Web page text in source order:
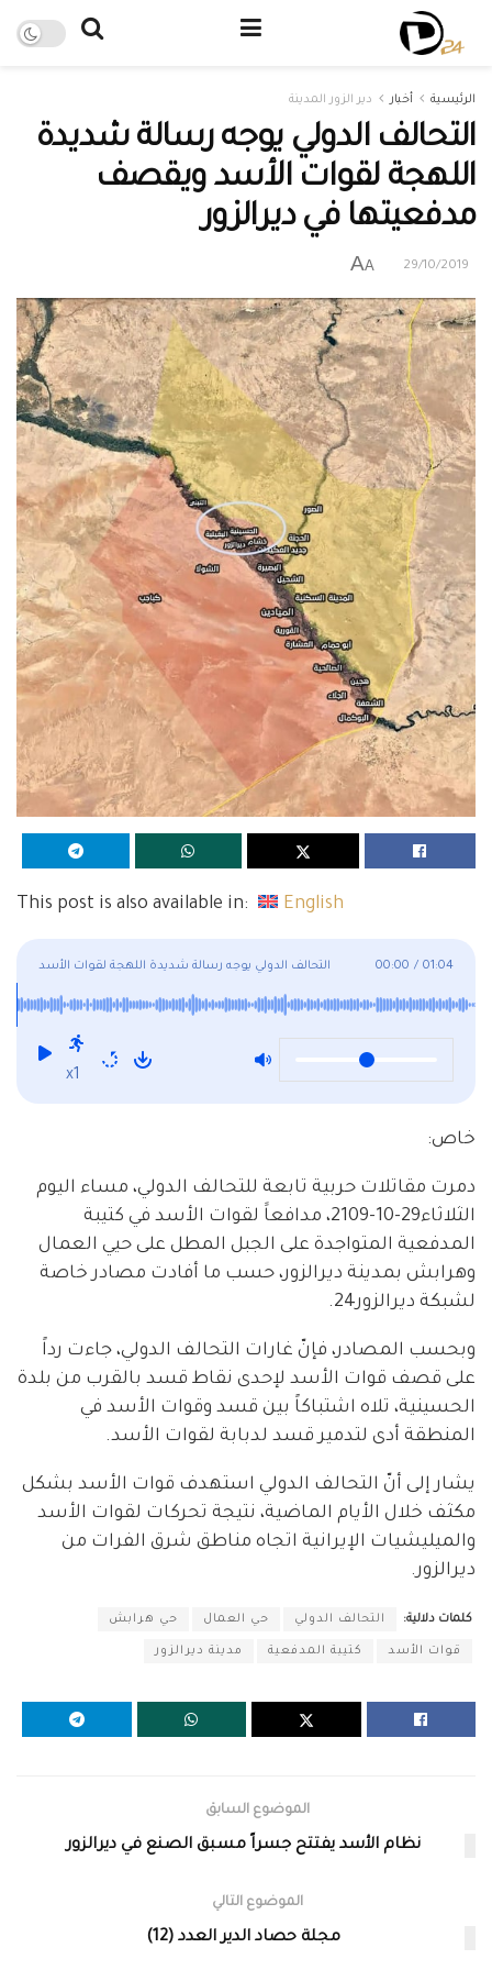
الرئيسية أخبار دير الزور المدينة
التحالف الدولي يوجه رسالة شديدة
اللهجة لقوات الأسد ويقصف
مدفعيتها في ديرالزور
29/10/2019
A
A
This post is also available in: English
التحالف الدولي يوجه رسالة شديدة اللهجة لقوات الأسد
ويقصف مدفعيتها في ديرالزور
00:00 / 01:04
x1
خاص:
دمرت مقاتلات حربية تابعة للتحالف الدولي، مساء اليوم
الثلاثاء29-10-2109، مدافعاََ لقوات الأسد في كتيبة
المدفعية المتواجدة على الجبل المطل على حيي العمال
وهرابش بمدينة ديرالزور، حسب ما أفادت مصادر خاصة
لشبكة ديرالزور24.
وبحسب المصادر، فإنّ غارات التحالف الدولي، جاءت رداً
على قصف قوات الأسد لإحدى نقاط قسد بالقرب من بلدة
الحسينية، تلاه اشتباكاً بين قسد وقوات الأسد في
المنطقة أدى لتدمير قسد لدبابة لقوات الأسد.
يشار إلى أنّ التحالف الدولي استهدف قوات الأسد بشكل
مكثف خلال الأيام الماضية، نتيجة تحركات لقوات الأسد
والميليشيات الإيرانية اتجاه مناطق شرق الفرات من
ديرالزور.
كلمات دلالية: التحالف الدولي حي العمال حي هرابش
قوات الأسد كتيبة المدفعية مدينة ديرالزور
الموضوع السابق
نظام الأسد يفتتح جسراً مسبق الصنع في ديرالزور
الموضوع التالي
مجلة حصاد الدير العدد (12)